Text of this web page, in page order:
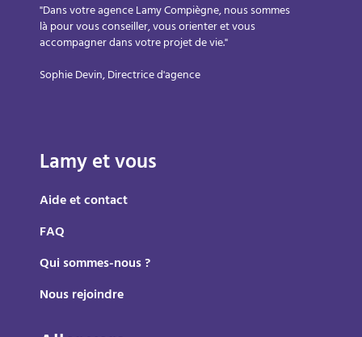
"Dans votre agence Lamy Compiègne, nous sommes
là pour vous conseiller, vous orienter et vous
accompagner dans votre projet de vie."
Sophie Devin, Directrice d'agence
Lamy et vous
Aide et contact
FAQ
Qui sommes-nous ?
Nous rejoindre